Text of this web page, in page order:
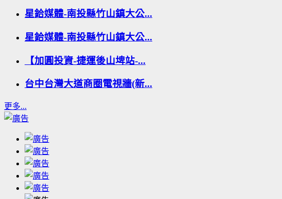
星鉿媒體-南投縣竹山鎮大公...
星鉿媒體-南投縣竹山鎮大公...
【加圓投資-捷運後山埤站-...
台中台灣大道商圈電視牆(新...
更多...